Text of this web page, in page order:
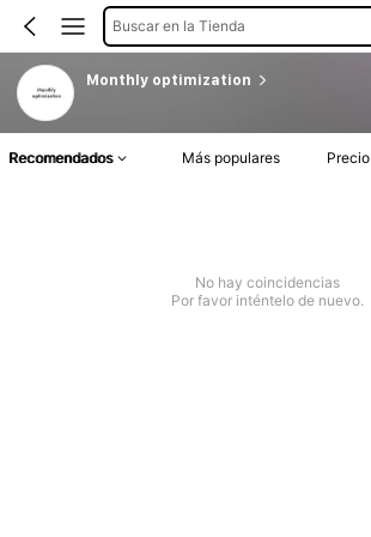
Buscar en la Tienda
Monthly optimization
Recomendados Más populares Precio
No hay coincidencias
Por favor inténtelo de nuevo.